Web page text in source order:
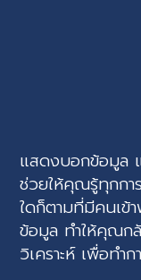
แสดงบอกข้อมูล
ช่วยให้คุณรู้ทุกก
ใดก็ตามที่มีคนเข้
ข้อมูล ทำให้คุณก
วิเคราะห์ เพื่อทำ